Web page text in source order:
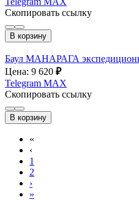
Скопировать ссылку
В корзину
Баул МАНАРАГА
Цена: 9 620 ₽
Telegram MAX
Скопировать ссылку
В корзину
«
‹
1
2
›
»